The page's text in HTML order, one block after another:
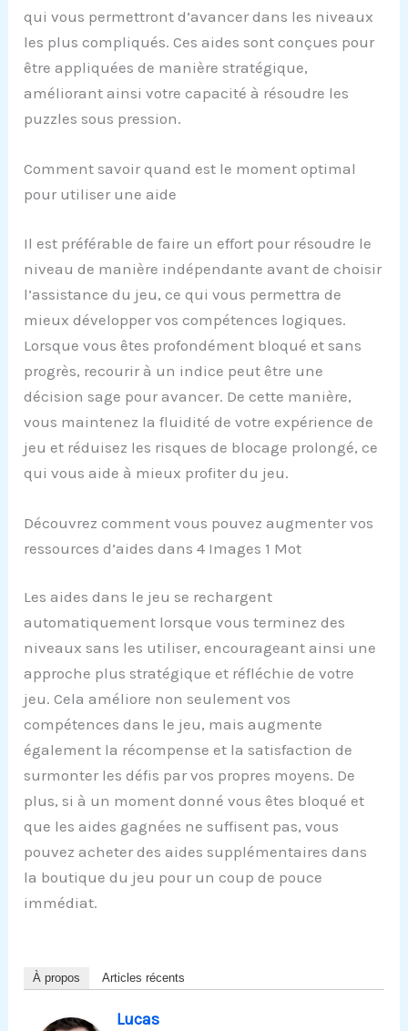
qui vous permettront d’avancer dans les niveaux
les plus compliqués. Ces aides sont conçues pour
être appliquées de manière stratégique,
améliorant ainsi votre capacité à résoudre les
puzzles sous pression.
Comment savoir quand est le moment optimal
pour utiliser une aide
Il est préférable de faire un effort pour résoudre le
niveau de manière indépendante avant de choisir
l’assistance du jeu, ce qui vous permettra de
mieux développer vos compétences logiques.
Lorsque vous êtes profondément bloqué et sans
progrès, recourir à un indice peut être une
décision sage pour avancer. De cette manière,
vous maintenez la fluidité de votre expérience de
jeu et réduisez les risques de blocage prolongé, ce
qui vous aide à mieux profiter du jeu.
Découvrez comment vous pouvez augmenter vos
ressources d’aides dans 4 Images 1 Mot
Les aides dans le jeu se rechargent
automatiquement lorsque vous terminez des
niveaux sans les utiliser, encourageant ainsi une
approche plus stratégique et réfléchie de votre
jeu. Cela améliore non seulement vos
compétences dans le jeu, mais augmente
également la récompense et la satisfaction de
surmonter les défis par vos propres moyens. De
plus, si à un moment donné vous êtes bloqué et
que les aides gagnées ne suffisent pas, vous
pouvez acheter des aides supplémentaires dans
la boutique du jeu pour un coup de pouce
immédiat.
À propos Articles récents
Lucas